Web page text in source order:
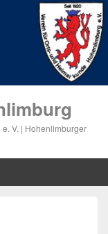
V. | Hohenlimburger